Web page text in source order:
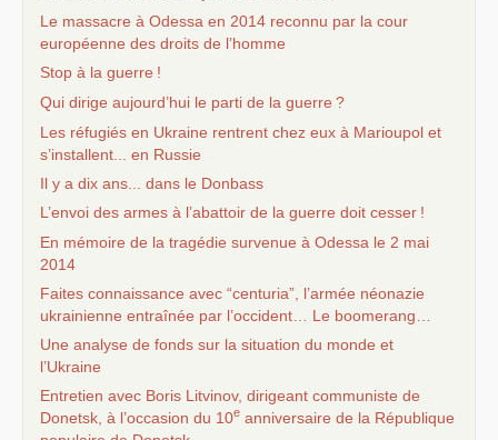
Le massacre à Odessa en 2014 reconnu par la cour
européenne des droits de l’homme
Stop à la guerre !
Qui dirige aujourd’hui le parti de la guerre ?
Les réfugiés en Ukraine rentrent chez eux à Marioupol et
s’installent... en Russie
Il y a dix ans... dans le Donbass
L’envoi des armes à l’abattoir de la guerre doit cesser !
En mémoire de la tragédie survenue à Odessa le 2 mai
2014
Faites connaissance avec “centuria”, l’armée néonazie
ukrainienne entraînée par l’occident… Le boomerang…
Une analyse de fonds sur la situation du monde et
l’Ukraine
Entretien avec Boris Litvinov, dirigeant communiste de
Donetsk, à l’occasion du 10e anniversaire de la République